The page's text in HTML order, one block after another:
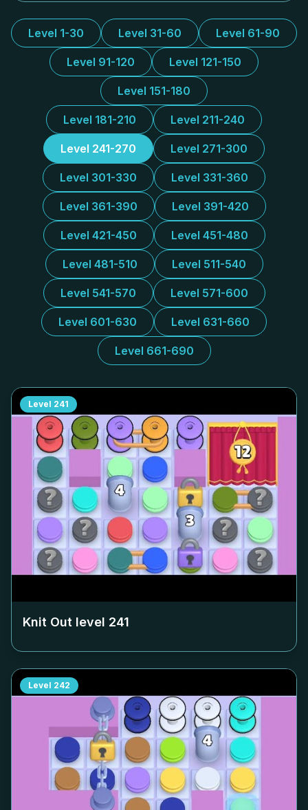
Level 1-30 Level 31-60 Level 61-90
Level 91-120 Level 121-150
Level 151-180
Level 181-210 Level 211-240
Level 241-270 Level 271-300
Level 301-330 Level 331-360
Level 361-390 Level 391-420
Level 421-450 Level 451-480
Level 481-510 Level 511-540
Level 541-570 Level 571-600
Level 601-630 Level 631-660
Level 661-690
Level 241
Knit Out level 241
Level 242